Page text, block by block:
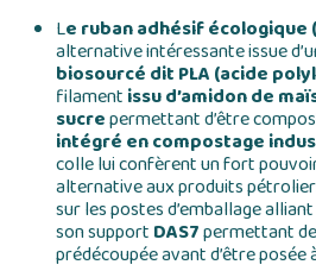
Le ruban adhésif écologique
alternative intéressante issue
biosourcé dit PLA (acide
filament issu d’amidon de
sucrepermettant d’être
intégré en compostage
colle lui confèrent un fort
alternative aux produits
sur les postes d’emballage alliant
son support DAS7permettant
prédécoupée avant d’être